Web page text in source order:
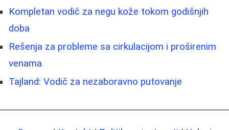
Kompletan vodič za negu kože tokom godišnjih
doba
Rešenja za probleme sa cirkulacijom i proširenim
venama
Tajland: Vodič za nezaboravno putovanje